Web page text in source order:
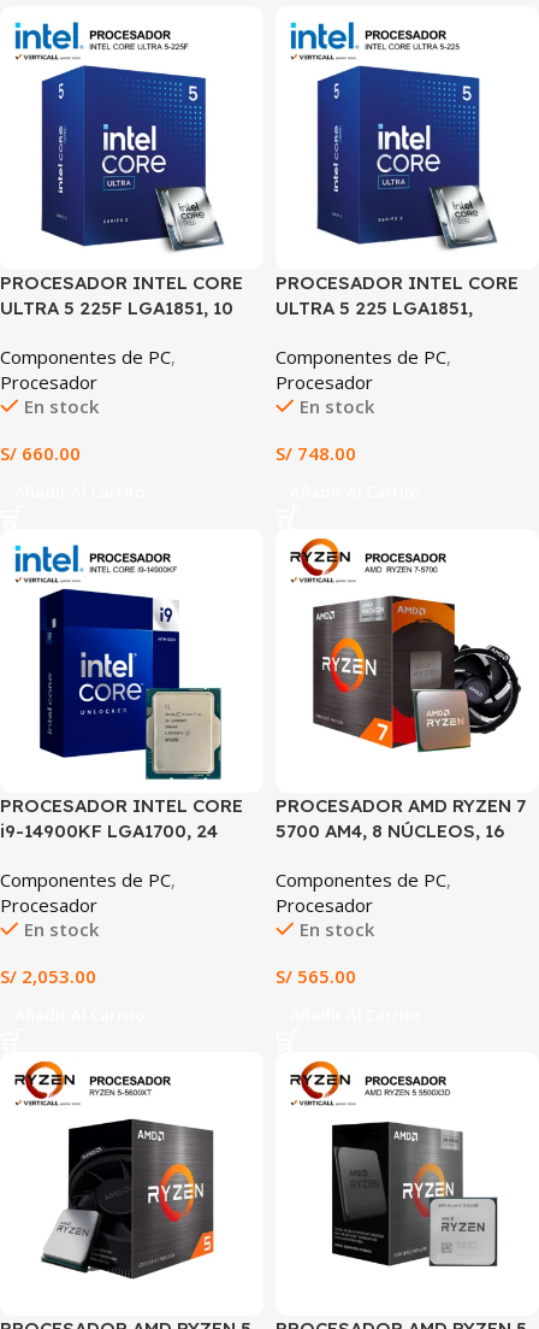
PROCESADOR INTEL CORE
ULTRA 5 225F LGA1851, 10
PCIe 5.0, DDR5, IA
INTEGRADA
Componentes de PC,
Procesador
En stock
S/ 660.00
PROCESADOR INTEL CORE
ULTRA 5 225 LGA1851,
ALTO RENDIMIENTO,
EFICIENCIA ENERGÉTICA Y
IA INTEGRADA
Componentes de PC,
Procesador
En stock
S/ 748.00
PROCESADOR INTEL CORE
i9-14900KF LGA1700, 24
HILOS, HASTA 6.0GHz,
CACHE 36MB,
DESBLOQUEADO PARA
INTEGRADOS)
Componentes de PC,
Procesador
En stock
S/ 2,053.00
PROCESADOR AMD RYZEN 7
5700 AM4, 8 NÚCLEOS, 16
CACHE 20MB, RADEON
GRAPHICS
Componentes de PC,
Procesador
En stock
S/ 565.00